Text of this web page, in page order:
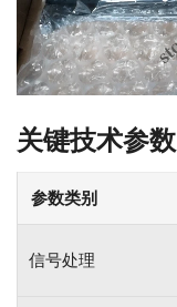
关键技术参数
参数类别
信号处理